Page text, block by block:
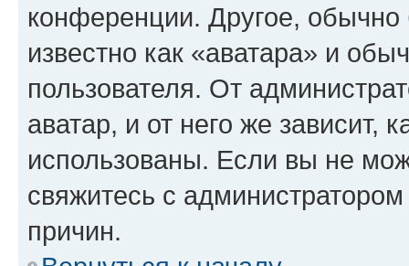
конференции. Другое,
известно как «аватара» и
пользователя. От
аватар, и от него же зависит,
использованы. Если вы не
свяжитесь с
причин.